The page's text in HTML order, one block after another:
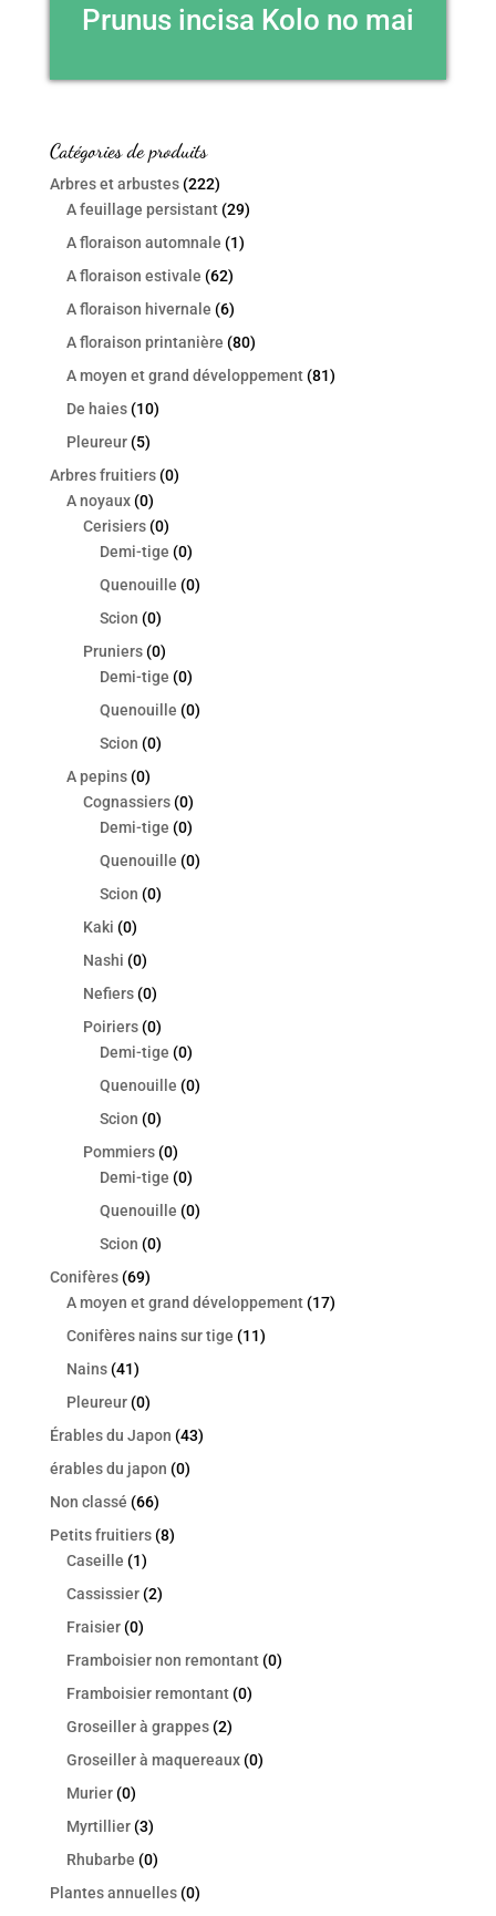
Prunus incisa Kolo no mai
Catégories de produits
Arbres et arbustes (222)
A feuillage persistant (29)
A floraison automnale (1)
A floraison estivale (62)
A floraison hivernale (6)
A floraison printanière (80)
A moyen et grand développement (81)
De haies (10)
Pleureur (5)
Arbres fruitiers (0)
A noyaux (0)
Cerisiers (0)
Demi-tige (0)
Quenouille (0)
Scion (0)
Pruniers (0)
Demi-tige (0)
Quenouille (0)
Scion (0)
A pepins (0)
Cognassiers (0)
Demi-tige (0)
Quenouille (0)
Scion (0)
Kaki (0)
Nashi (0)
Nefiers (0)
Poiriers (0)
Demi-tige (0)
Quenouille (0)
Scion (0)
Pommiers (0)
Demi-tige (0)
Quenouille (0)
Scion (0)
Conifères (69)
A moyen et grand développement (17)
Conifères nains sur tige (11)
Nains (41)
Pleureur (0)
Érables du Japon (43)
érables du japon (0)
Non classé (66)
Petits fruitiers (8)
Caseille (1)
Cassissier (2)
Fraisier (0)
Framboisier non remontant (0)
Framboisier remontant (0)
Groseiller à grappes (2)
Groseiller à maquereaux (0)
Murier (0)
Myrtillier (3)
Rhubarbe (0)
Plantes annuelles (0)